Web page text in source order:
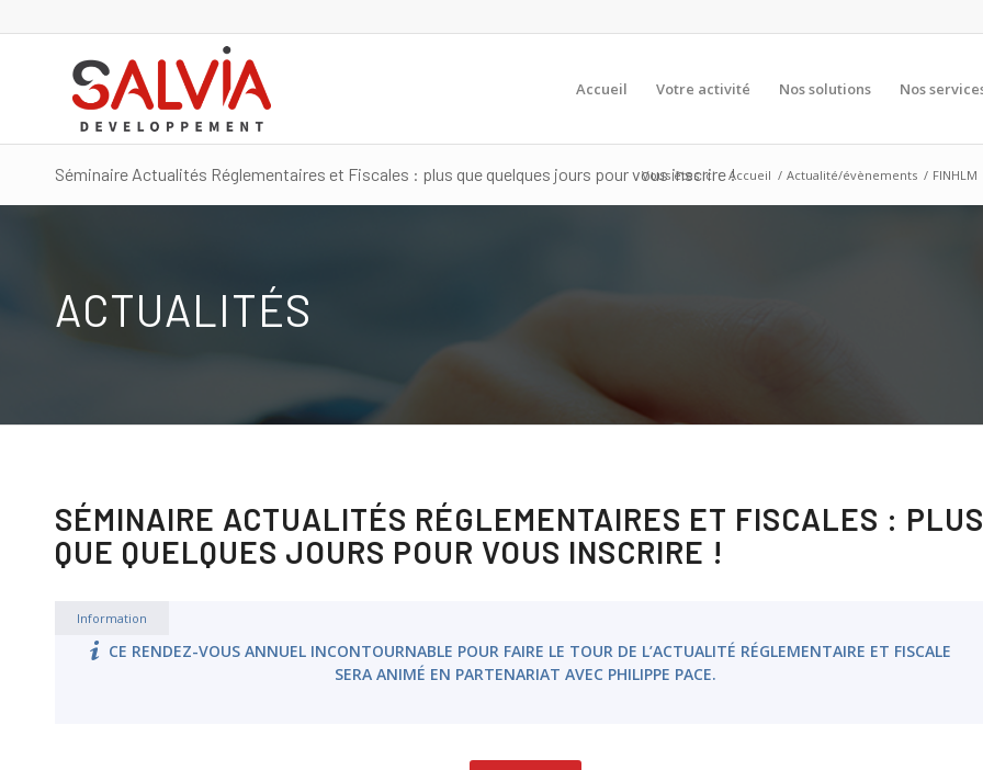
Accueil Votre activité Nos solutions Nos
Séminaire Actualités Réglementaires et Fiscales : plus que quelques jours pour vous inscrire !
Vous êtes ici : Accueil / Actualité/évènements / FINHLM
ACTUALITÉS
SÉMINAIRE ACTUALITÉS RÉGLEMENTAIRES ET FISCALES : PLUS
QUE QUELQUES JOURS POUR VOUS INSCRIRE !
Information
CE RENDEZ-VOUS ANNUEL INCONTOURNABLE POUR FAIRE LE TOUR DE L’ACTUALITÉ RÉGLEMENTAIRE ET FISCALE
SERA ANIMÉ EN PARTENARIAT AVEC PHILIPPE PACE.